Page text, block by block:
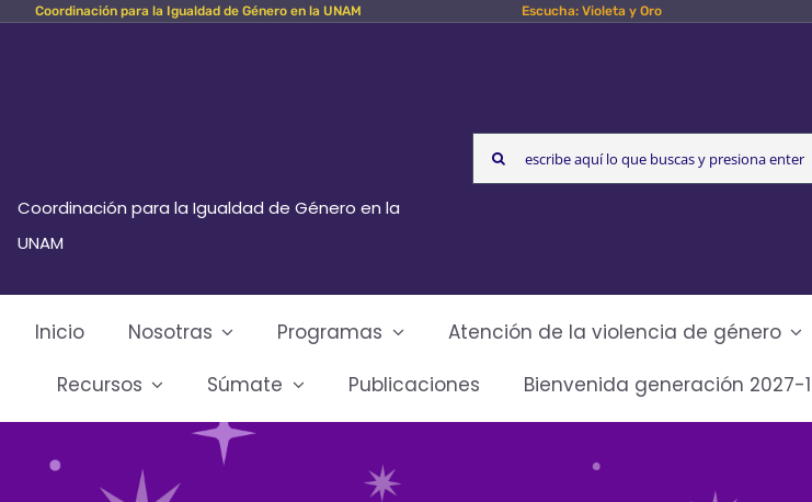
Skip Coordinación para la Igualdad de Género en la UNAM Escucha: Violeta y Oro
Coordinación para la Igualdad de Género en la
UNAM
Search
for:
Inicio Nosotras Programas Atención de la violencia de género
Recursos
Súmate Publicaciones Bienvenida generación 2027-1